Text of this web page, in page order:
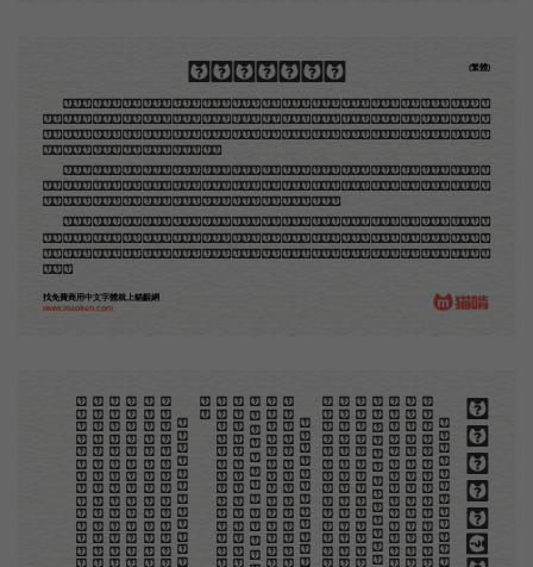
木刻創作法·序
地不問東西，凡木刻的圖版，向來是畫管畫，刻管刻，印管印的。中國用得最早，而照例也久經衰
退；清光緒中，英人傅蘭雅氏編印《格致彙編》，插圖就已非中國刻工所能刻，精細的必需由英國運了
圖版來。那就是所謂「木口木刻」，也即「複製木刻」，和用在編給印度人讀的英文書，後來也就移給
中國人讀的英文書上的插畫，是同類的。
那時我還是一個兒童，見了這些圖，便震驚於它的精工活潑，當作寶貝看。到近幾年，才知道西洋
還有一種由畫家一手造成的版畫，也就是原畫，倘用木版，便叫作「創作木刻」，是藝術家直接的創作
品，毫不假手於刻者和印者的。現在我們所要紹介的，便是這一種。
但是至今沒有一本講說木刻的書，這才是第一本。雖然稍簡略，卻已經給了讀者一個大意。由此發
展下去，路是廣大得很。題材會豐富起來的，技藝也會精煉起來的，採取新法，加以中國舊日之所長，
還有開出一條新的路徑來的希望。那時作者各將自己的本領和心得，貢獻出來，中國的木刻界就會發生
光焰。
(繁體)
找免費商用中文字體就上貓齦網
www.maoken.com
木刻創作法·序
。
。
。